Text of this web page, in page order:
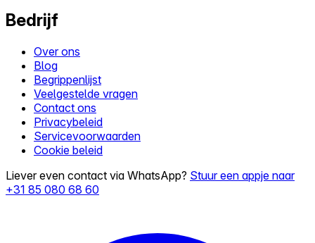
Bedrijf
Over ons
Blog
Begrippenlijst
Veelgestelde vragen
Contact ons
Privacybeleid
Servicevoorwaarden
Cookie beleid
Liever even contact via WhatsApp? Stuur een appje naar
+31 85 080 68 60